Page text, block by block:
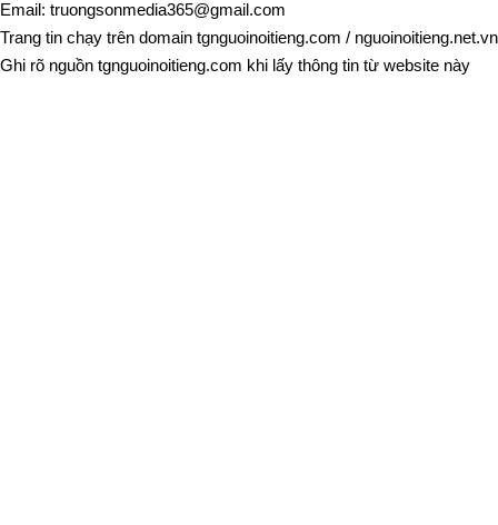
Email: truongsonmedia365@gmail.com
Trang tin chạy trên domain tgnguoinoitieng.com / nguoinoitieng.net.vn
Ghi rõ nguồn tgnguoinoitieng.com khi lấy thông tin từ website này